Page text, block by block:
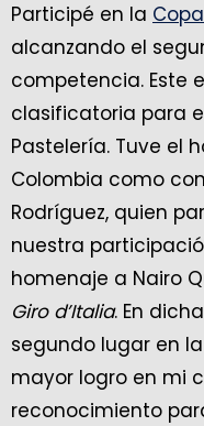
Participé en la
alcanzando el
competencia. Este
clasificatoria para
Pastelería. Tuve el
Colombia como
Rodríguez, quien
nuestra
homenaje a Nairo
Giro d’Italia. En
segundo lugar en
mayor logro en mi
reconocimiento